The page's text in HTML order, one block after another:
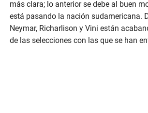
más clara; lo anterior se debe al buen
está pasando la nación sudamericana.
Neymar, Richarlison y Vini están
de las selecciones con las que se han